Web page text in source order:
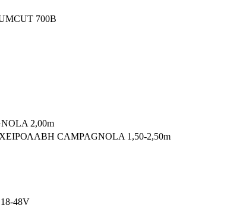
700B
2,00m
CAMPAGNOLA 1,50-2,50m
48V